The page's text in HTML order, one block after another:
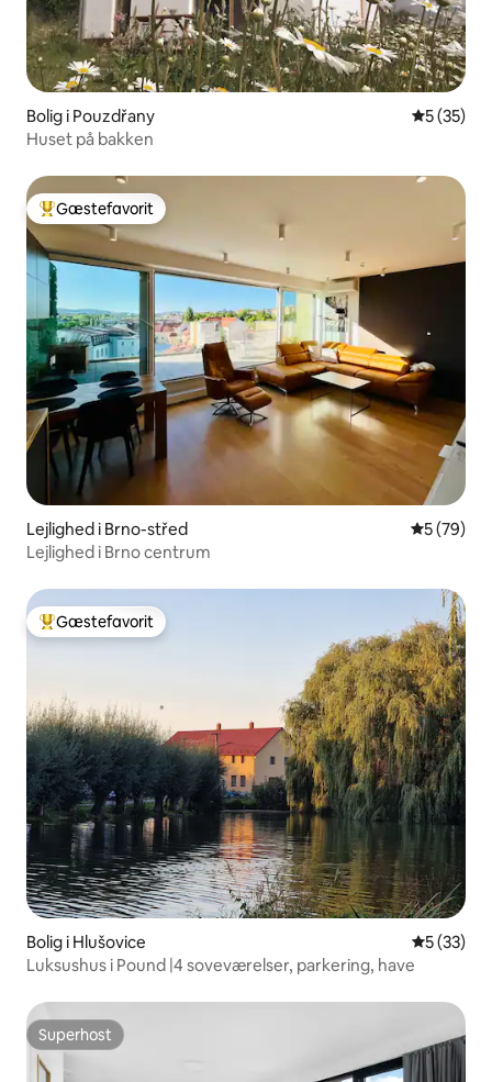
Bolig i Pouzdřany 5 ud af 5 i
5 (35)
Huset på bakken
Bedste gæstefavorit
Gæstefavorit
Lejlighed i Brno-střed 5 ud af 5 i
5 (79)
Lejlighed i Brno centrum
Bedste gæstefavorit
Gæstefavorit
Bolig i Hlušovice 5 ud af 5 i
5 (33)
Luksushus i Pound |4 soveværelser, parkering, have
Superhost
Superhost